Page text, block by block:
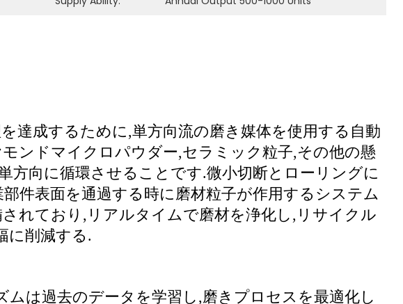
達成するために,単方向流の磨き媒体を使用する自動
ンドマイクロパウダー,セラミック粒子,その他の懸
方向に循環させることです.微小切断とローリングに
件表面を通過する時に磨材粒子が作用するシステム
れており,リアルタイムで磨材を浄化し,リサイクル
に削減する.
は過去のデータを学習し,磨きプロセスを最適化し